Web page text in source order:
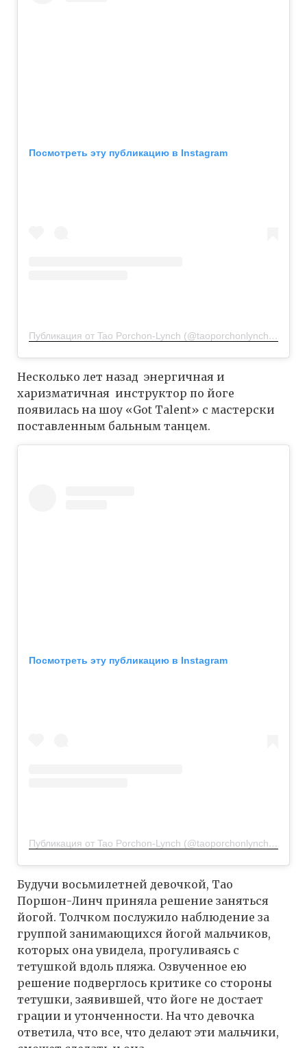
Посмотреть эту публикацию в Instagram
Публикация от Tao Porchon-Lynch (@taoporchonlynch100)
Несколько лет назад энергичная и
харизматичная инструктор по йоге
появилась на шоу «Got Talent» с мастерски
поставленным бальным танцем.
Посмотреть эту публикацию в Instagram
Публикация от Tao Porchon-Lynch (@taoporchonlynch100)
Будучи восьмилетней девочкой, Тао
Поршон-Линч приняла решение заняться
йогой. Толчком послужило наблюдение за
группой занимающихся йогой мальчиков,
которых она увидела, прогуливаясь с
тетушкой вдоль пляжа. Озвученное ею
решение подверглось критике со стороны
тетушки, заявившей, что йоге не достает
грации и утонченности. На что девочка
ответила, что все, что делают эти мальчики,